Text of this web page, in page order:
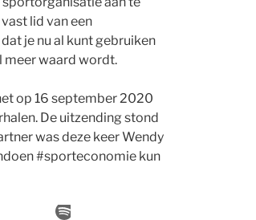
lid van een
je nu al kunt gebruiken
meer waard wordt.
op 16 september 2020
De uitzending stond
was deze keer Wendy
#sporteconomie kun